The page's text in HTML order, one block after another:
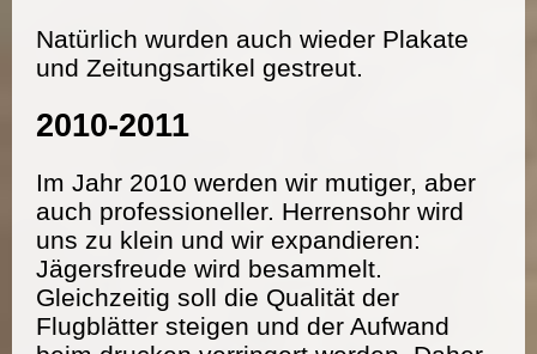
Natürlich wurden auch wieder Plakate
und Zeitungsartikel gestreut.
2010-2011
Im Jahr 2010 werden wir mutiger, aber
auch professioneller. Herrensohr wird
uns zu klein und wir expandieren:
Jägersfreude wird besammelt.
Gleichzeitig soll die Qualität der
Flugblätter steigen und der Aufwand